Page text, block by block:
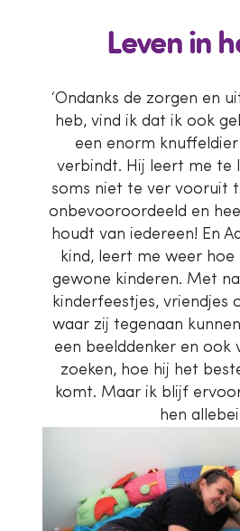
Leven in
‘Ondanks de zorgen en
heb, vind ik dat ik ook
een enorm
verbindt. Hij leert me te
soms niet te ver vooruit
onbevooroordeeld en
houdt van iedereen! En
kind, leert me weer
gewone kinderen. Met
kinderfeestjes, vriendjes
waar zij tegenaan
een beelddenker en ook
zoeken, hoe hij het
komt. Maar ik blijf
hen